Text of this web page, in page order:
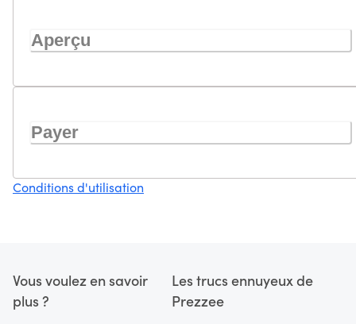
Aperçu
Payer
Conditions d'utilisation
Vous voulez en savoir
plus ?
Les trucs ennuyeux de
Prezzee